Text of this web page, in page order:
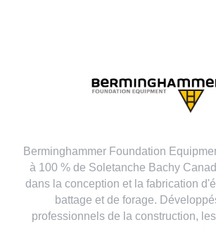
Berminghammer Foundation
à 100 % de Soletanche Bachy
dans la conception et la fabrication
battage et de forage.
professionnels de la construction,